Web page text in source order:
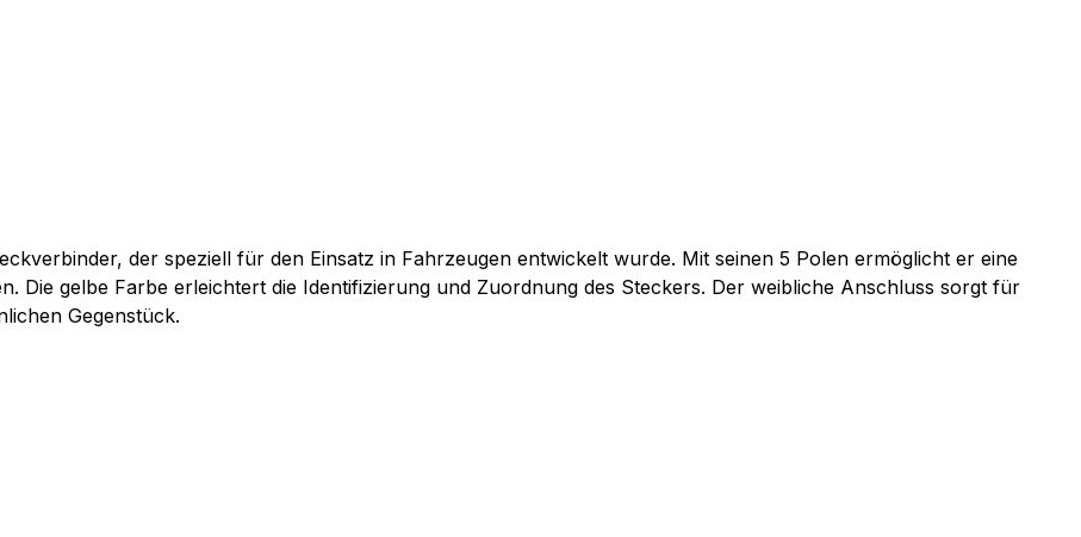
der speziell für den Einsatz in Fahrzeugen entwickelt wurde. Mit seinen 5 Polen ermöglicht er eine
Die gelbe Farbe erleichtert die Identifizierung und Zuordnung des Steckers. Der weibliche Anschluss sorgt für
Gegenstück.